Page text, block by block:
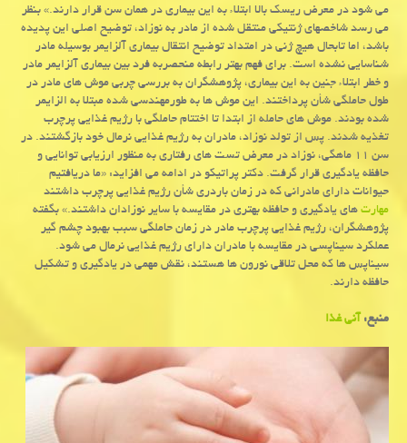
می شود در معرض ریسك بالا ابتلاء به این بیماری در همان سن قرار دارند.» بنظر
می رسد شاخصهای ژنتیكی منتقل شده از مادر به نوزاد، توضیح اصلی این پدیده
باشد، اما تابحال هیچ ژنی در امتداد توضیح انتقال بیماری آلزایمر بوسیله مادر
شناسایی نشده است. برای فهم بهتر رابطه منحصربه فرد بین بیماری آلزایمر مادر
و خطر ابتلاء جنین به این بیماری، پژوهشگران به بررسی چربی موش های مادر در
طول حاملگی شأن پرداختند. این موش ها به طورمهندسی شده مبتلا به الزایمر
شده بودند. موش های حامله از ابتدا تا اختتام حاملگی با رژیم غذایی پرچرب
تغذیه شدند. پس از تولد نوزاد، مادران به رژیم غذایی نرمال خود بازگشتند. در
سن ۱۱ ماهگی، نوزاد در معرض تست های رفتاری به منظور ارزیابی توانایی و
حافظه یادگیری قرار گرفت. دكتر پراتیكو در ادامه می افزاید: «ما دریافتیم
حیوانات دارای مادرانی كه در زمان باردری شأن رژیم غذایی پرچرب داشتند
مهارتهای یادگیری و حافظه بهتری در مقایسه با سایر نوزادان داشتند.» بگفته
پژوهشگران، رژیم غذایی پرچرب مادر در زمان حاملگی سبب بهبود چشم گیر
عملكرد سیناپسی در مقایسه با مادران دارای رژیم غذایی نرمال می شود.
سیناپس ها كه محل تلاقی نورون ها هستند، نقش مهمی در یادگیری و تشكیل
حافظه دارند.
منبع:آنی غذا